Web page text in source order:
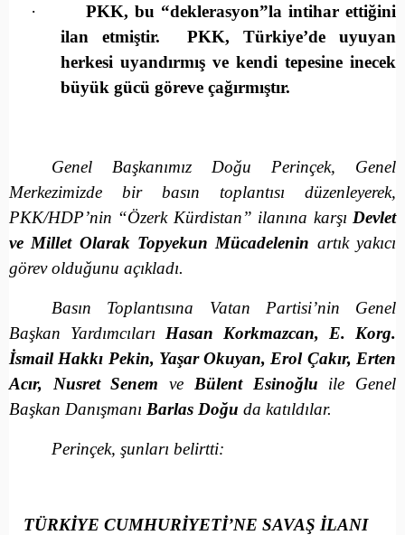
·
PKK, bu “deklerasyon”la intihar ettiğini
ilan etmiştir. PKK, Türkiye’de uyuyan
herkesi uyandırmış ve kendi tepesine inecek
büyük gücü göreve çağırmıştır.
Genel Başkanımız Doğu Perinçek, Genel
Merkezimizde bir basın toplantısı düzenleyerek,
PKK/HDP’nin “Özerk Kürdistan” ilanına karşı Devlet
ve Millet Olarak Topyekun Mücadelenin artık yakıcı
görev olduğunu açıkladı.
Basın Toplantısına Vatan Partisi’nin Genel
Başkan Yardımcıları Hasan Korkmazcan, E. Korg.
İsmail Hakkı Pekin, Yaşar Okuyan, Erol Çakır, Erten
Acır, Nusret Senem ve Bülent Esinoğlu ile Genel
Başkan Danışmanı Barlas Doğu da katıldılar.
Perinçek, şunları belirtti:
TÜRKİYE CUMHURİYETİ’NE SAVAŞ İLANI